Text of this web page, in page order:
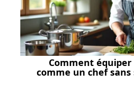
Comment équiper
comme un chef